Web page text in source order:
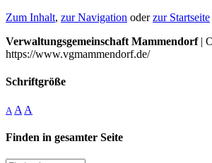
Zum Inhalt, zur Navigation oderzur Startseite
Verwaltungsgemeinschaft Mammendorf|
https://www.vgmammendorf.de/
Schriftgröße
A A A
Finden in gesamter Seite